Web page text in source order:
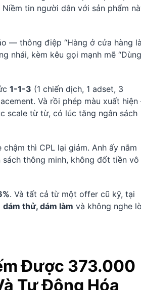
tin người dân với sản phẩm
— thông điệp “Hàng ở cửa hàng
nhái, kèm kêu gọi mạnh mẽ “Dùng
1-1-3 (1 chiến dịch, 1 adset, 3
Và rồi phép màu xuất
scale từ từ, có lúc tăng ngân sách
thì CPL lại giảm. Anh ấy nắm
sách thông minh, không đốt tiền vô
. Và tất cả từ một offer cũ kỹ, tại
dám thử, dám làm và không nghe
Được 373.000
Tự Động Hóa